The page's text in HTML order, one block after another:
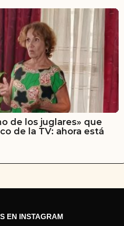
de los juglares» que
de la TV: ahora está
EN INSTAGRAM